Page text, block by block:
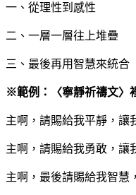
一、從理性到感性
二、一層一層往上堆疊
三、最後再用智慧來統合
※範例：〈寧靜祈禱文〉
主啊，請賜給我平靜，讓
主啊，請賜給我勇敢，讓
主啊，最後請賜給我智慧